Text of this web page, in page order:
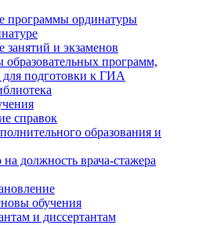
программы ординатуры
занятий и экзаменов
образовательных программ,
для подготовки к ГИА
справок
образования и
на должность врача-стажера
обучения
и диссертантам